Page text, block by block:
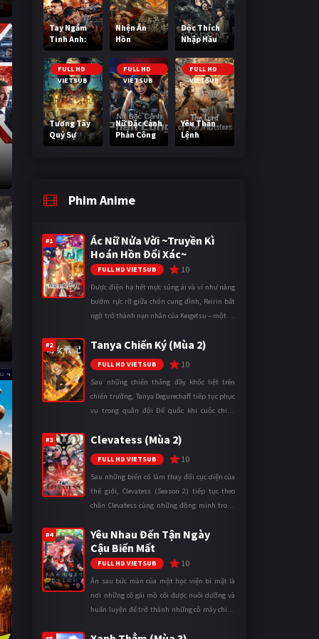
Tay Ngắm
Tinh Anh:
Nguy Cơ
Nano
Nhện Ăn
Hồn
Độc Thích
Nhập Hầu
FULL HD
VIETSUB
Tương Tây
Quỷ Sự
FULL HD
VIETSUB
Nữ Đặc Cảnh
Phản Công
FULL HD
VIETSUB
Yêu Thần
Lệnh
Phim Anime
#1
Ác Nữ Nửa Vời ~Truyền Kì
Hoán Hồn Đổi Xác~
FULL HD VIETSUB 10
Được điện hạ hết mực sủng ái và ví như nàng
bướm rực rỡ giữa chốn cung đình, Reirin bất
ngờ trở thành nạn nhân của Keigetsu – một kẻ
thuật để hoán đổi th ...
#2 Tanya Chiến Ký (Mùa 2)
FULL HD VIETSUB 10
Sau những chiến thắng đầy khốc liệt trên
chiến trường, Tanya Degurechaff tiếp tục phục
vụ trong quân đội Đế quốc khi cuộc chiến
mặt trận. Dù sở hữu tài năn ...
#3 Clevatess (Mùa 2)
FULL HD VIETSUB 10
Sau những biến cố làm thay đổi cục diện của
thế giới, Clevatess (Season 2) tiếp tục theo
chân Clevatess cùng những đồng minh trong
loại đến bờ vực diệ ...
#4
Yêu Nhau Đến Tận Ngày
Cậu Biến Mất
FULL HD VIETSUB 10
Ẩn sau bức màn của một học viện bí mật là
nơi những cô gái mồ côi được nuôi dưỡng và
huấn luyện để trở thành những cỗ máy chiến